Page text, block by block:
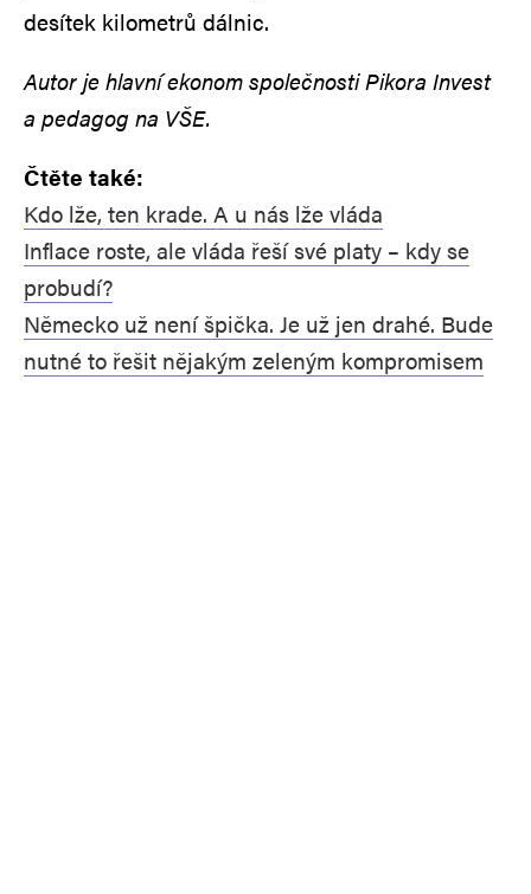
desítek kilometrů dálnic.
Autor je hlavní ekonom společnosti Pikora Invest
a pedagog na VŠE.
Čtěte také:
Kdo lže, ten krade. A u nás lže vláda
Inflace roste, ale vláda řeší své platy – kdy se
probudí?
Německo už není špička. Je už jen drahé. Bude
nutné to řešit nějakým zeleným kompromisem